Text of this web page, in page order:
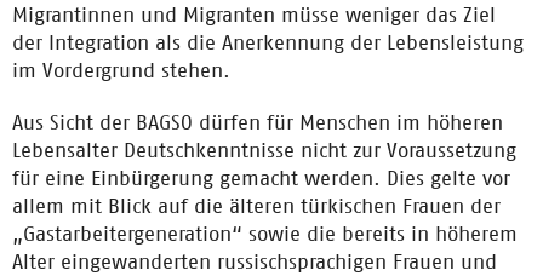
Migrantinnen und Migranten müsse weniger das Ziel
der Integration als die Anerkennung der Lebensleistung
im Vordergrund stehen.
Aus Sicht der BAGSO dürfen für Menschen im höheren
Lebensalter Deutschkenntnisse nicht zur Voraussetzung
für eine Einbürgerung gemacht werden. Dies gelte vor
allem mit Blick auf die älteren türkischen Frauen der
„Gastarbeitergeneration“ sowie die bereits in höherem
Alter eingewanderten russischsprachigen Frauen und